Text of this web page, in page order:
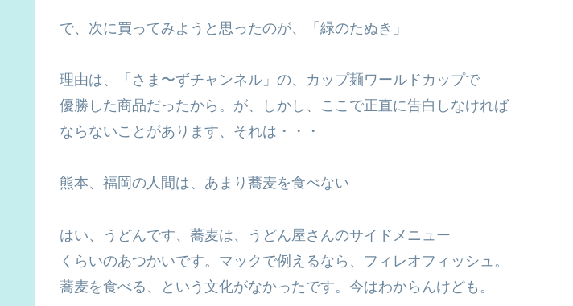
で、次に買ってみようと思ったのが、「緑のたぬき」
理由は、「さま〜ずチャンネル」の、カップ麺ワールドカップで
優勝した商品だったから。が、しかし、ここで正直に告白しなければ
ならないことがあります、それは・・・
熊本、福岡の人間は、あまり蕎麦を食べない
はい、うどんです、蕎麦は、うどん屋さんのサイドメニュー
くらいのあつかいです。マックで例えるなら、フィレオフィッシュ。
蕎麦を食べる、という文化がなかったです。今はわからんけども。